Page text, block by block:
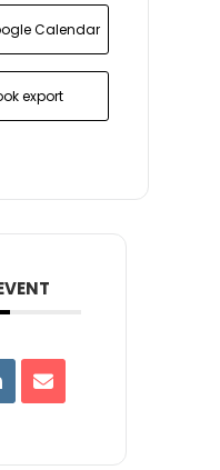
Calendar
export